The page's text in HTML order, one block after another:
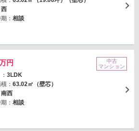
西
： 相談
円
3LDK
： 63.02㎡（壁芯）
南西
： 相談
中古
マンション